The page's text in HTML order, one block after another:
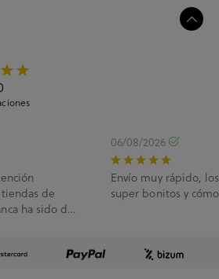
de
ha sido de
06/08/2026
Envío muy rápido,
super bonitos y